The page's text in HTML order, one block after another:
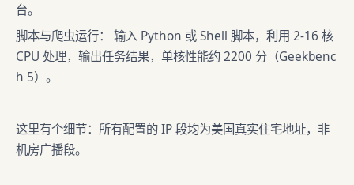
台。
脚本与爬虫运行： 输入 Python 或 Shell 脚本，利用 2-16 核
CPU 处理，输出任务结果，单核性能约 2200 分（Geekbenc
h 5）。
这里有个细节：所有配置的 IP 段均为美国真实住宅地址，非
机房广播段。